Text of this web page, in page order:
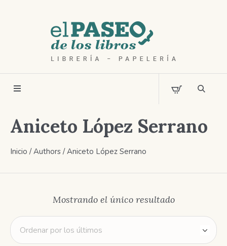
Aniceto López Serrano
Inicio / Authors / Aniceto López Serrano
Mostrando el único resultado